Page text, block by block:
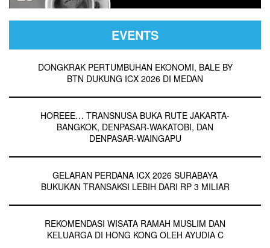
EVENTS
DONGKRAK PERTUMBUHAN EKONOMI, BALE BY
BTN DUKUNG ICX 2026 DI MEDAN
HOREEE… TRANSNUSA BUKA RUTE JAKARTA-
BANGKOK, DENPASAR-WAKATOBI, DAN
DENPASAR-WAINGAPU
GELARAN PERDANA ICX 2026 SURABAYA
BUKUKAN TRANSAKSI LEBIH DARI RP 3 MILIAR
REKOMENDASI WISATA RAMAH MUSLIM DAN
KELUARGA DI HONG KONG OLEH AYUDIA C